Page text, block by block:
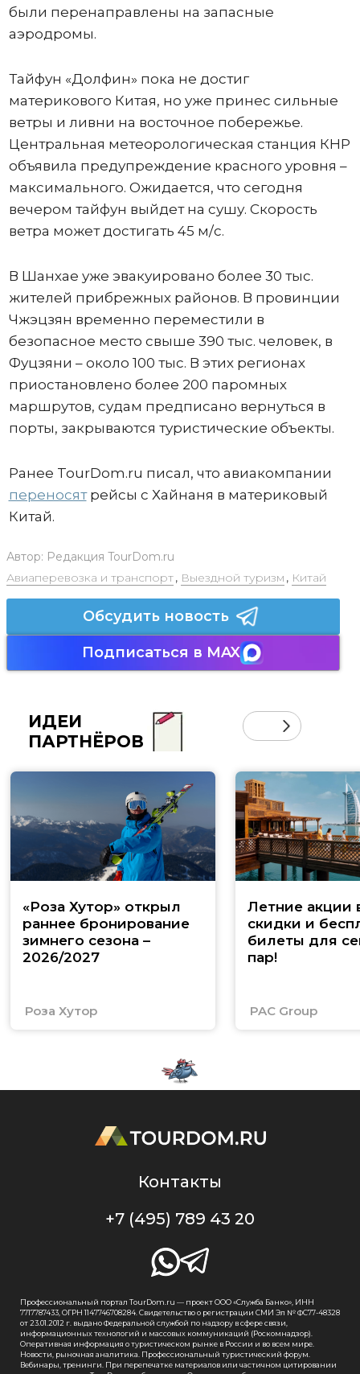
были перенаправлены на запасные
аэродромы.
Тайфун «Долфин» пока не достиг
материкового Китая, но уже принес сильные
ветры и ливни на восточное побережье.
Центральная метеорологическая станция КНР
объявила предупреждение красного уровня –
максимального. Ожидается, что сегодня
вечером тайфун выйдет на сушу. Скорость
ветра может достигать 45 м/с.
В Шанхае уже эвакуировано более 30 тыс.
жителей прибрежных районов. В провинции
Чжэцзян временно переместили в
безопасное место свыше 390 тыс. человек, в
Фуцзяни – около 100 тыс. В этих регионах
приостановлено более 200 паромных
маршрутов, судам предписано вернуться в
порты, закрываются туристические объекты.
Ранее TourDom.ru писал, что авиакомпании
переносятрейсы с Хайнаня в материковый
Китай.
Автор: Редакция TourDom.ru
Авиаперевозка и транспорт, Выездной туризм , Китай
Обсудить новость
Подписаться в MAX
ИДЕИ
ПАРТНЁРОВ
«Роза Хутор» открыл
раннее бронирование
зимнего сезона –
2026/2027
Роза Хутор
Летние акции
скидки и
билеты для
пар!
PAC Group
Контакты
+7 (495) 789 43 20
Профессиональный портал TourDom.ru — проект ООО «Служба Банко», ИНН
7717787433, ОГРН 1147746708284. Свидетельство о регистрации СМИ Эл № ФС77-48328
от 23.01.2012 г. выдано Федеральной службой по надзору в сфере связи,
информационных технологий и массовых коммуникаций (Роскомнадзор).
Оперативная информация о туристическом рынке в России и во всем мире.
Новости, рыночная аналитика. Профессиональный туристический форум.
Вебинары, тренинги. При перепечатке материалов или частичном цитировании